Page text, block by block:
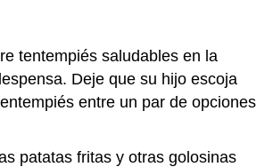
tentempiés saludables en la
Deje que su hijo escoja
entre un par de opciones
patatas fritas y otras golosinas